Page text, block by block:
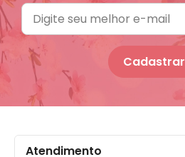
Cadastrar
Atendimento